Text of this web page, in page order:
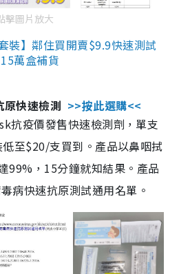
擊圖片放大
裝】鄰住買開賣$9.9快速測試
萬盒補貨
原快速檢測 >>按此選購<<
抗疫價發售快速檢測劑，單支
至$20/支買到。產品以鼻咽拭
99%，15分鐘就知結果。產品
病快速抗原測試通用名單。